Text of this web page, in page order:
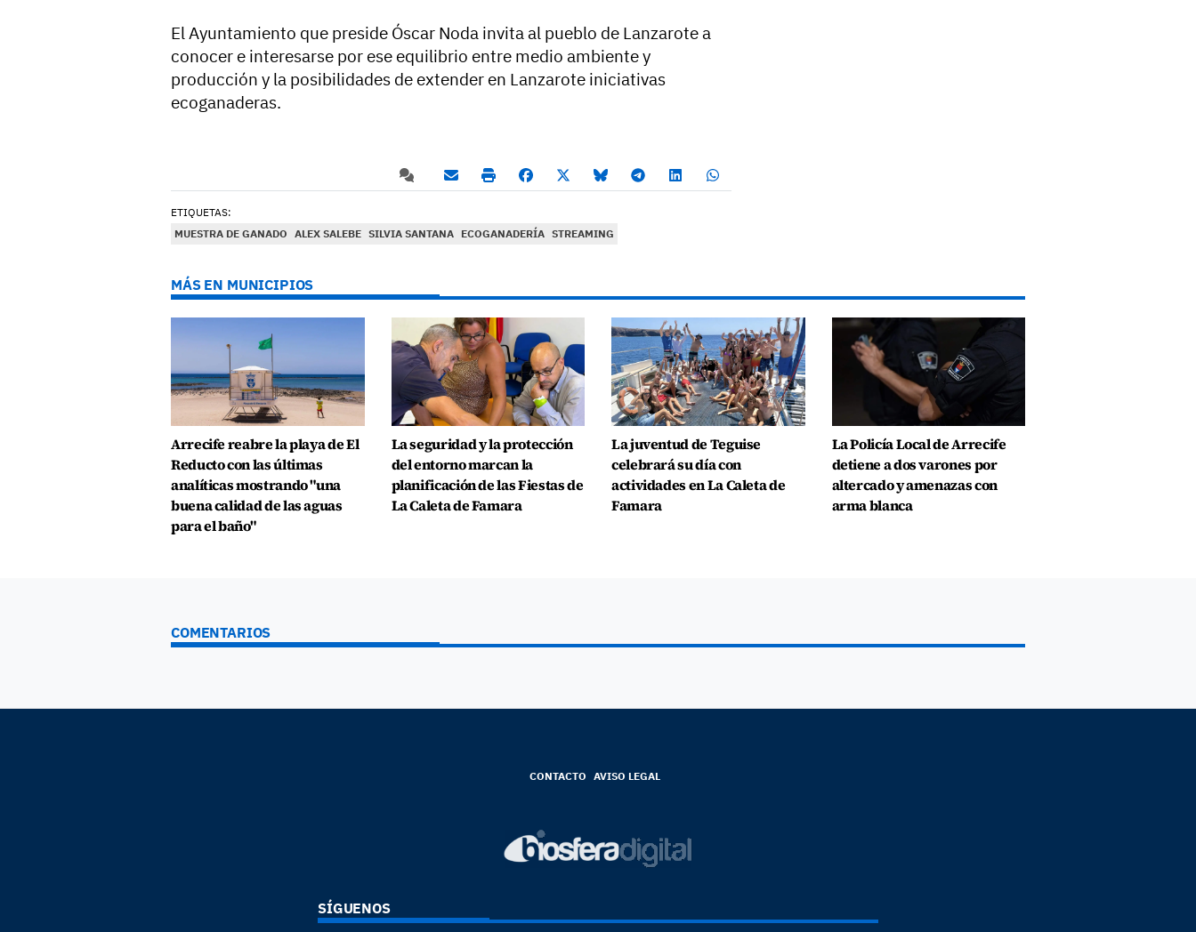
El Ayuntamiento que preside Óscar Noda invita al pueblo de Lanzarote a
conocer e interesarse por ese equilibrio entre medio ambiente y
producción y la posibilidades de extender en Lanzarote iniciativas
ecoganaderas.
ETIQUETAS:
MUESTRA DE GANADO ALEX SALEBE SILVIA SANTANA ECOGANADERÍA STREAMING
MÁS EN MUNICIPIOS
Arrecife reabre la playa de El
Reducto con las últimas
analíticas mostrando "una
buena calidad de las aguas
para el baño"
La seguridad y la protección
del entorno marcan la
planificación de las Fiestas de
La Caleta de Famara
La juventud de Teguise
celebrará su día con
actividades en La Caleta de
Famara
La Policía Local de Arrecife
detiene a dos varones por
altercado y amenazas con
arma blanca
COMENTARIOS
CONTACTO AVISO LEGAL
SÍGUENOS